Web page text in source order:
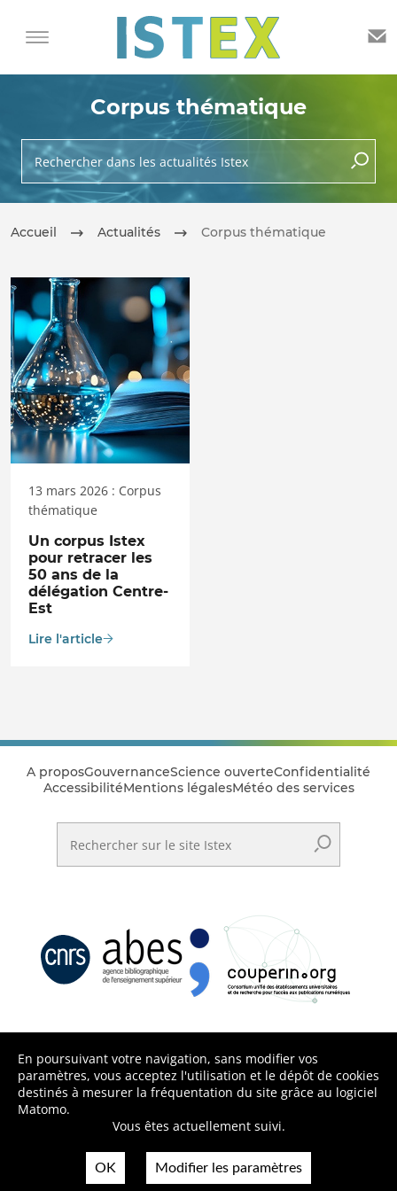
Corpus thématique
Rechercher dans les actualités Istex
lancer
Accueil Actualités Corpus thématique
13 mars 2026 : Corpus
thématique
Un corpus Istex
pour retracer les
50 ans de la
délégation Centre-
Est
Lire l'article
A proposGouvernanceScience ouverteConfidentialité
AccessibilitéMentions légalesMétéo des services
En poursuivant votre navigation, sans modifier vos
paramètres, vous acceptez l'utilisation et le dépôt de cookies
destinés à mesurer la fréquentation du site grâce au logiciel
Matomo.
Vous êtes actuellement suivi.
OK Modifier les paramètres